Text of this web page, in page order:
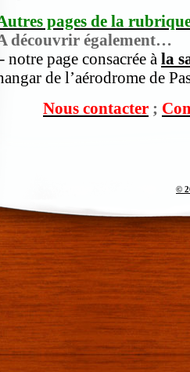
pages de la
découvrir également…
notre page consacrée à la
de l’aérodrome de
Nous contacter ;
©